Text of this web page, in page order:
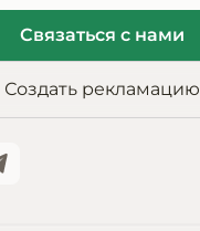
Связаться с нами
Создать рекламацию